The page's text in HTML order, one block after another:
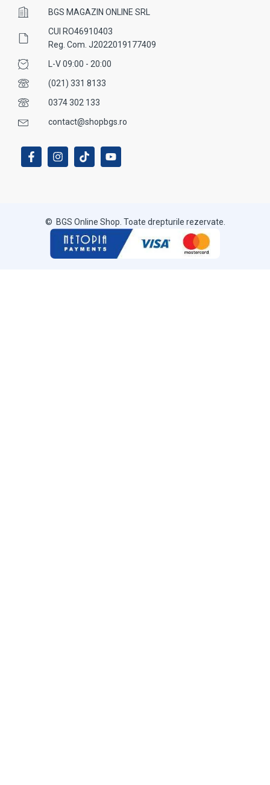
BGS MAGAZIN ONLINE SRL
CUI RO46910403
Reg. Com. J2022019177409
L-V 09:00 - 20:00
(021) 331 8133
0374 302 133
contact@shopbgs.ro
© BGS Online Shop. Toate drepturile rezervate.